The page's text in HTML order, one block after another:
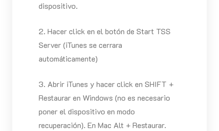
dispositivo.
2. Hacer click en el botón de Start TSS
Server (iTunes se cerrara
automáticamente)
3. Abrir iTunes y hacer click en SHIFT +
Restaurar en Windows (no es necesario
poner el dispositivo en modo
recuperación). En Mac Alt + Restaurar.